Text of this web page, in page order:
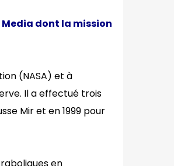
Media dont la mission
(NASA) et à
Il a effectué trois
Mir et en 1999 pour